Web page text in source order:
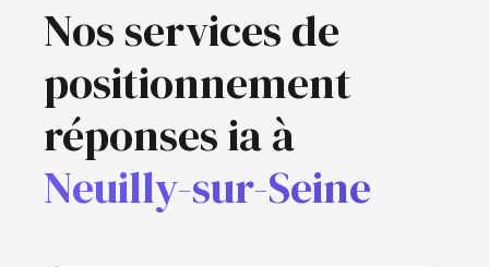
Nos services de
positionnement
réponses ia à
Neuilly-sur-Seine